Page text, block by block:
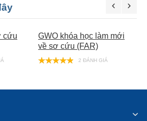
cứu
GWO khóa học làm mới
về sơ cứu (FAR)
2 ĐÁNH GIÁ